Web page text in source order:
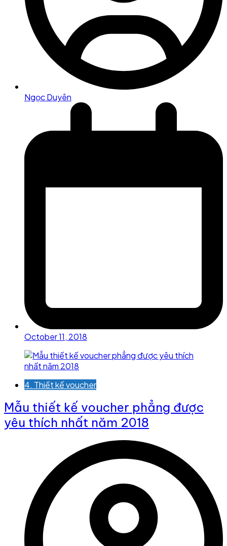
Ngọc Duyên
October 11, 2018
4. Thiết kế voucher
Mẫu thiết kế voucher phẳng được
yêu thích nhất năm 2018